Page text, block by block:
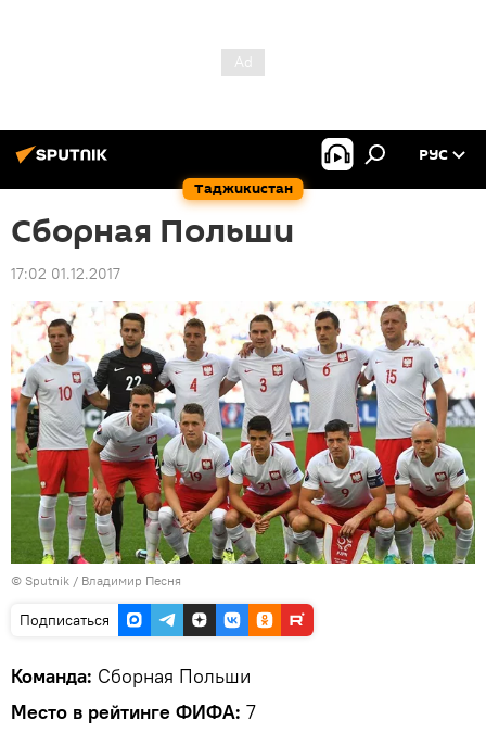
Таджикистан
РУС
Сборная Польши
17:02 01.12.2017
© Sputnik / Владимир Песня
Подписаться
Команда: Сборная Польши
Место в рейтинге ФИФА: 7